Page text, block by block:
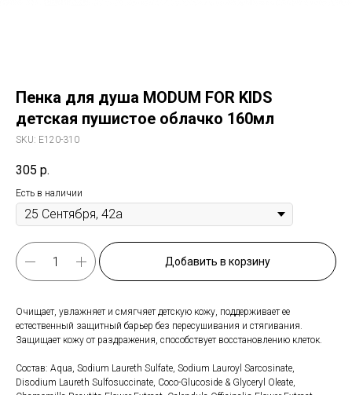
Пенка для душа MODUM FOR KIDS
детская пушистое облачко 160мл
SKU: E120-310
305 р.
Есть в наличии
Добавить в корзину
Очищает, увлажняет и смягчяет детскую кожу, поддерживает ее
естественный защитный барьер без пересушивания и стягивания.
Защищает кожу от раздражения, способствует восстановлению клеток.
Состав: Aqua, Sodium Laureth Sulfate, Sodium Lauroyl Sarcosinate,
Disodium Laureth Sulfosuccinate, Coco-Glucoside & Glyceryl Oleate,